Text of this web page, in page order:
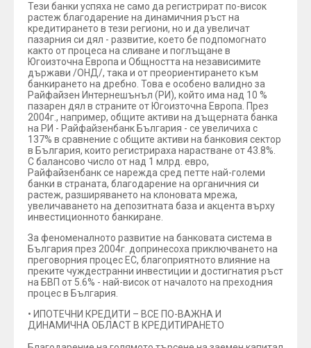
Тези банки успяха не само да регистрират по-висок
растеж благодарение на динамичния ръст на
кредитирането в тези региони, но и да увеличат
пазарния си дял - развитие, което бе подпомогнато
както от процеса на сливане и поглъщане в
Югоизточна Европа и Общността на независимите
държави /ОНД/, така и от преориентирането към
банкирането на дребно. Това е особено валидно за
Райфайзен Интернешънъл (РИ), който има над 10 %
пазарен дял в страните от Югоизточна Европа. През
2004г., например, общите активи на дъщерната банка
на РИ - Райфайзенбанк България - се увеличиха с
137% в сравнение с общите активи на банковия сектор
в България, които регистрираха нарастване от 43.8%.
С балансово число от над 1 млрд. евро,
Райфайзенбанк се нарежда сред петте най-големи
банки в страната, благодарение на органичния си
растеж, разширяването на клоновата мрежа,
увеличаването на депозитната база и акцента върху
инвестиционното банкиране.
За феноменалното развитие на банковата система в
България през 2004г. допринесоха приключването на
преговорния процес ЕС, благоприятното влияние на
преките чуждестранни инвестиции и достигнатия ръст
на БВП от 5.6% - най-висок от началото на преходния
процес в България.
• ИПОТЕЧНИ КРЕДИТИ – ВСЕ ПО-ВАЖНА И
ДИНАМИЧНА ОБЛАСТ В КРЕДИТИРАНЕТО